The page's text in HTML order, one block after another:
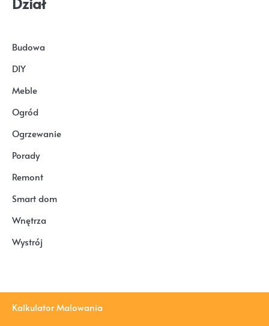
Budowa
DIY
Meble
Ogród
Ogrzewanie
Porady
Remont
Smart dom
Wnętrza
Wystrój
Kalkulator Malowania